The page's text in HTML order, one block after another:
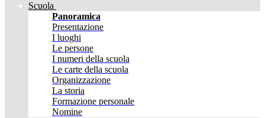
Scuola
Panoramica
Presentazione
I luoghi
Le persone
I numeri della scuola
Le carte della scuola
Organizzazione
La storia
Formazione personale
Nomine